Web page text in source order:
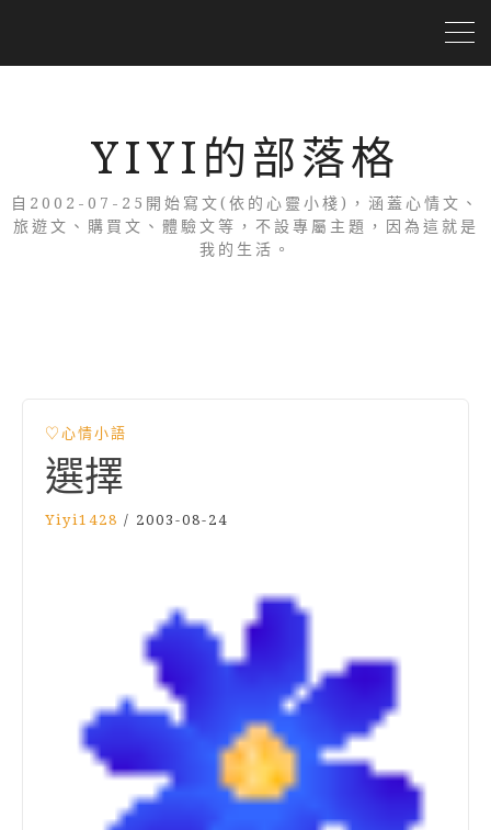
YIYI的部落格
自2002-07-25開始寫文(依的心靈小棧)，涵蓋心情文、
旅遊文、購買文、體驗文等，不設專屬主題，因為這就是
我的生活。
♡心情小語
選擇
Yiyi1428 / 2003-08-24